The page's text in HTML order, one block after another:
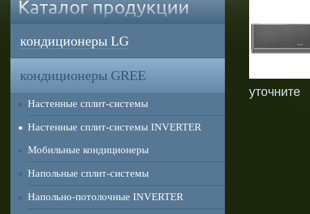
кондиционеры LG
кондиционеры GREE
Настенные сплит-системы
Настенные сплит-системы INVERTER
Мобильные кондиционеры
Напольные сплит-системы
Напольно-потолочные INVERTER
уточните